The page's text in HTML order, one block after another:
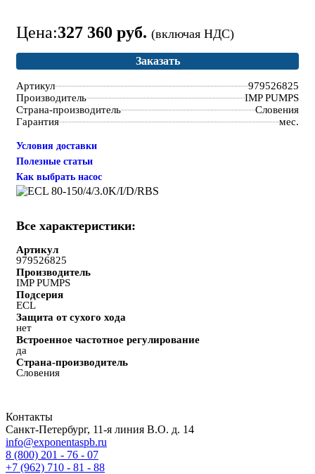
Цена:327 360 руб. (включая НДС)
Заказать
Артикул
979526825
Производитель
IMP PUMPS
Страна-производитель
Словения
Гарантия
мес.
Условия доставки
Полезные статьи
Как выбрать насос
Все характеристики:
Артикул
979526825
Производитель
IMP PUMPS
Подсерия
ECL
Защита от сухого хода
нет
Встроенное частотное регулирование
да
Страна-производитель
Словения
Контакты
Санкт-Петербург, 11-я линия В.О. д. 14
info@exponentaspb.ru
8 (800) 201 - 76 - 07
+7 (962) 710 - 81 - 88